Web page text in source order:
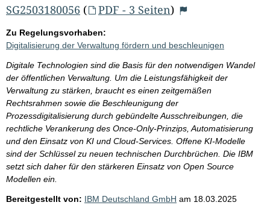
SG2503180056 ( PDF - 3 Seiten)
Zu Regelungsvorhaben:
Digitalisierung der Verwaltung fördern und beschleunigen
Digitale Technologien sind die Basis für den notwendigen Wandel
der öffentlichen Verwaltung. Um die Leistungsfähigkeit der
Verwaltung zu stärken, braucht es einen zeitgemäßen
Rechtsrahmen sowie die Beschleunigung der
Prozessdigitalisierung durch gebündelte Ausschreibungen, die
rechtliche Verankerung des Once-Only-Prinzips, Automatisierung
und den Einsatz von KI und Cloud-Services. Offene KI-Modelle
sind der Schlüssel zu neuen technischen Durchbrüchen. Die IBM
setzt sich daher für den stärkeren Einsatz von Open Source
Modellen ein.
Bereitgestellt von: IBM Deutschland GmbH am 18.03.2025